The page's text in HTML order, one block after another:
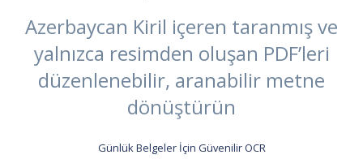
Azerbaycan Kiril içeren taranmış ve
yalnızca resimden oluşan PDF’leri
düzenlenebilir, aranabilir metne
dönüştürün
Günlük Belgeler İçin Güvenilir OCR